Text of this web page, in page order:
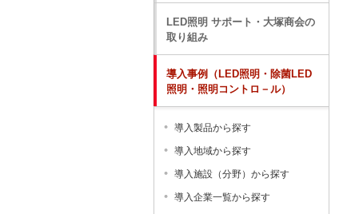
LED照明 サポート・大塚商会の
取り組み
導入事例（LED照明・除菌LED
照明・照明コントロ－ル）
導入製品から探す
導入地域から探す
導入施設（分野）から探す
導入企業一覧から探す